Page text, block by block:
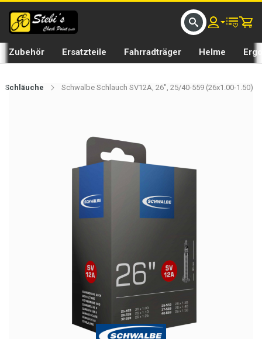
Zubehör Ersatzteile Fahrradträger Helme
Schläuche Schwalbe Schlauch SV12A, 26", 25/40-559 (26x1.00-1.50)